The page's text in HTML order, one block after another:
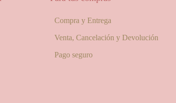
Compra y Entrega
Venta, Cancelación y Devolución
Pago seguro